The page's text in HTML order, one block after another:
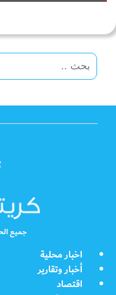
جميع
اخبار محلية
أخبار وتقارير
اقتصاد